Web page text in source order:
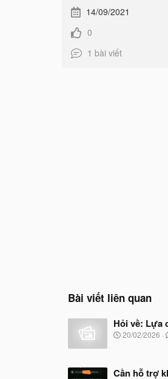
14/09/2021
0
1 bài viết
Bài viết liên quan
Hỏi về: Lựa
N
b
20/02/2026
Cần hỗ trợ